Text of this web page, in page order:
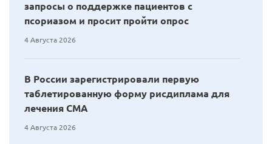
запросы о поддержке пациентов с
псориазом и просит пройти опрос
4 Августа 2026
В России зарегистрировали первую
таблетированную форму рисдиплама для
лечения СМА
4 Августа 2026